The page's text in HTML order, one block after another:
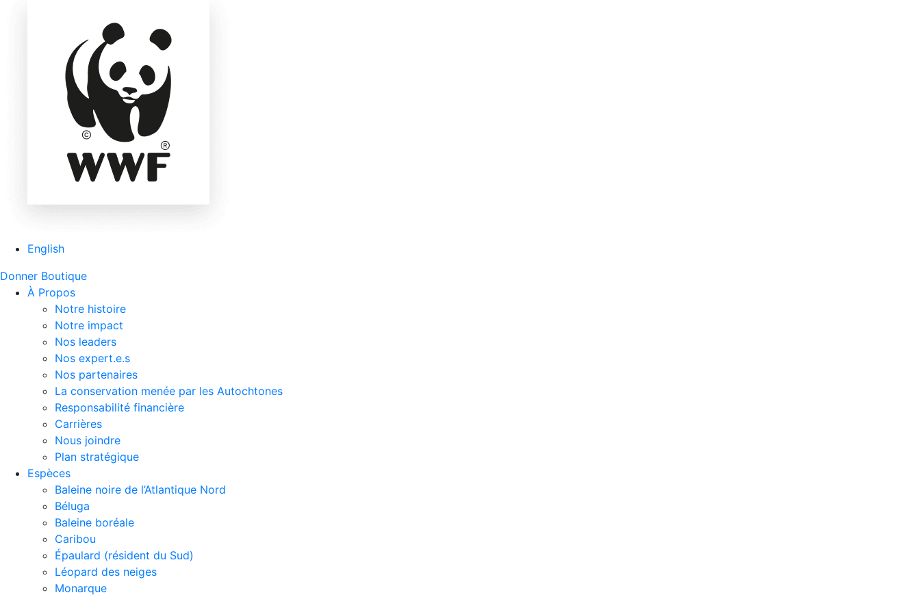
English
Donner Boutique
À Propos
Notre histoire
Notre impact
Nos leaders
Nos expert.e.s
Nos partenaires
La conservation menée par les Autochtones
Responsabilité financière
Carrières
Nous joindre
Plan stratégique
Espèces
Baleine noire de l’Atlantique Nord
Béluga
Baleine boréale
Caribou
Épaulard (résident du Sud)
Léopard des neiges
Monarque